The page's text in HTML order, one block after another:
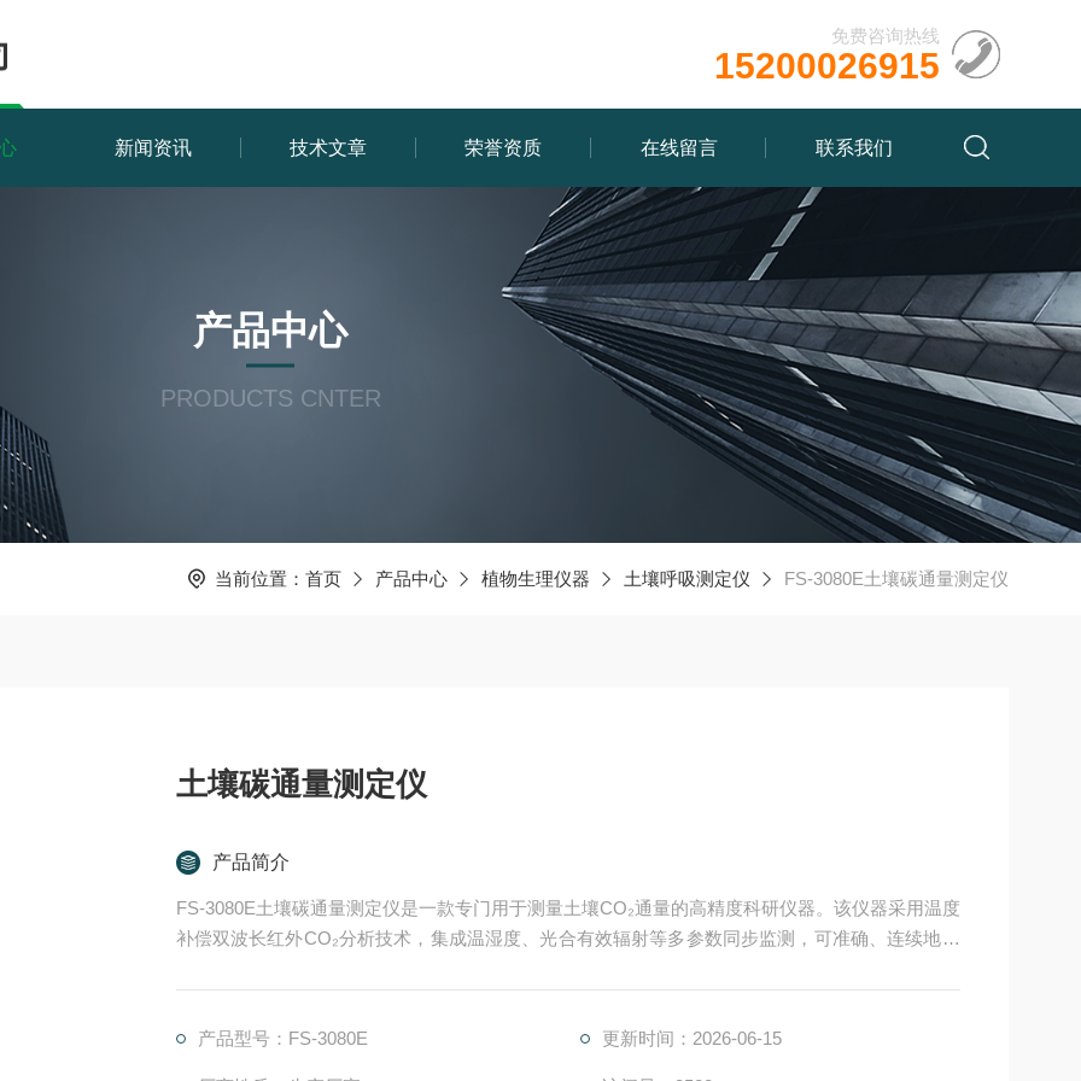
免费咨询热线
15200026915
新闻资讯 技术文章 荣誉资质 在线留言 联系我们
产品中心
PRODUCTS CNTER
当前位置： 首页 产品中心 植物生理仪器 土壤呼吸测定仪 FS-3080E土壤碳通量测定仪
土壤碳通量测定仪
产品简介
FS-3080E土壤碳通量测定仪是一款专门用于测量土壤CO₂通量的高精度科研仪器。该仪器采用温度
补偿双波长红外CO₂分析技术，集成温湿度、光合有效辐射等多参数同步监测，可准确、连续地测
产品型号：FS-3080E
更新时间：2026-06-15